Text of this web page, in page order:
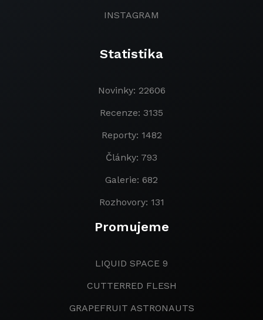
INSTAGRAM
Statistika
Novinky: 22606
Recenze: 3135
Reporty: 1482
Články: 793
Galerie: 682
Rozhovory: 131
Promujeme
LIQUID SPACE 9
CUTTERRED FLESH
GRAPEFRUIT ASTRONAUTS